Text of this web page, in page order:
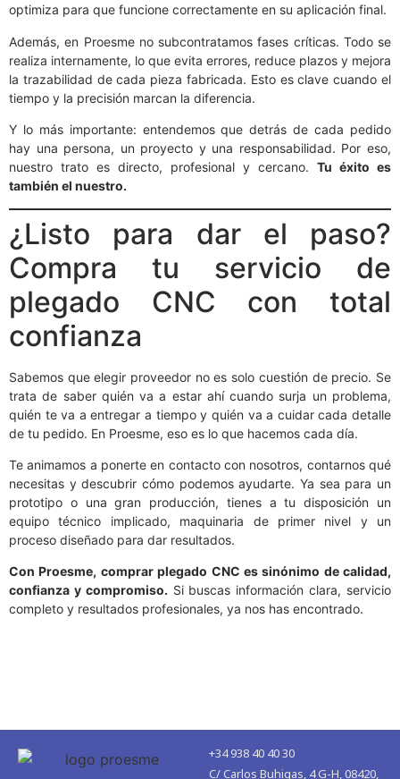
optimiza para que funcione correctamente en su aplicación final.
Además, en Proesme no subcontratamos fases críticas. Todo se
realiza internamente, lo que evita errores, reduce plazos y mejora
la trazabilidad de cada pieza fabricada. Esto es clave cuando el
tiempo y la precisión marcan la diferencia.
Y lo más importante: entendemos que detrás de cada pedido
hay una persona, un proyecto y una responsabilidad. Por eso,
nuestro trato es directo, profesional y cercano. Tu éxito es
también el nuestro.
¿Listo para dar el paso?
Compra tu servicio de
plegado CNC con total
confianza
Sabemos que elegir proveedor no es solo cuestión de precio. Se
trata de saber quién va a estar ahí cuando surja un problema,
quién te va a entregar a tiempo y quién va a cuidar cada detalle
de tu pedido. En Proesme, eso es lo que hacemos cada día.
Te animamos a ponerte en contacto con nosotros, contarnos qué
necesitas y descubrir cómo podemos ayudarte. Ya sea para un
prototipo o una gran producción, tienes a tu disposición un
equipo técnico implicado, maquinaria de primer nivel y un
proceso diseñado para dar resultados.
Con Proesme, comprar plegado CNC es sinónimo de calidad,
confianza y compromiso. Si buscas información clara, servicio
completo y resultados profesionales, ya nos has encontrado.
+34 938 40 40 30
C/ Carlos Buhigas, 4 G-H, 08420,